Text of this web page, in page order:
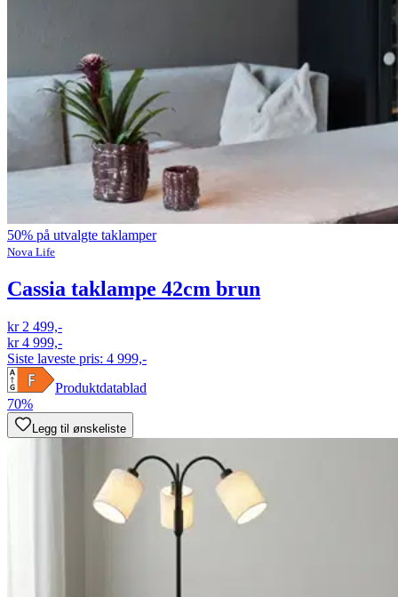
50% på utvalgte taklamper
Nova Life
Cassia taklampe 42cm brun
kr 2 499,-
kr 4 999,-
Siste laveste pris: 4 999,-
Produktdatablad
70%
Legg til ønskeliste